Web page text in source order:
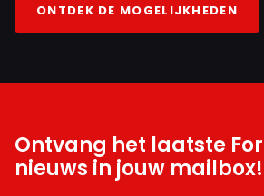
ONTDEK DE MOGELIJKHEDEN
Ontvang het laatste
nieuws in jouw mailbox!